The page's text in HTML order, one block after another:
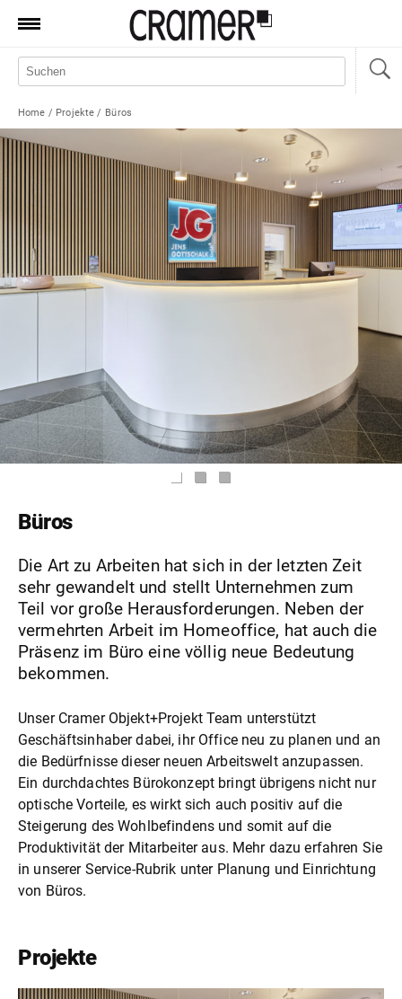
Produkte
Manufaktur
Sale
Standorte
Service
Home / Projekte / Büros
Büros
Die Art zu Arbeiten hat sich in der letzten Zeit
sehr gewandelt und stellt Unternehmen zum
Teil vor große Herausforderungen. Neben der
vermehrten Arbeit im Homeoffice, hat auch die
Präsenz im Büro eine völlig neue Bedeutung
bekommen.
Unser Cramer Objekt+Projekt Team unterstützt
Geschäftsinhaber dabei, ihr Office neu zu planen und an
die Bedürfnisse dieser neuen Arbeitswelt anzupassen.
Ein durchdachtes Bürokonzept bringt übrigens nicht nur
optische Vorteile, es wirkt sich auch positiv auf die
Steigerung des Wohlbefindens und somit auf die
Produktivität der Mitarbeiter aus. Mehr dazu erfahren Sie
in unserer Service-Rubrik unter Planung und Einrichtung
von Büros.
Projekte